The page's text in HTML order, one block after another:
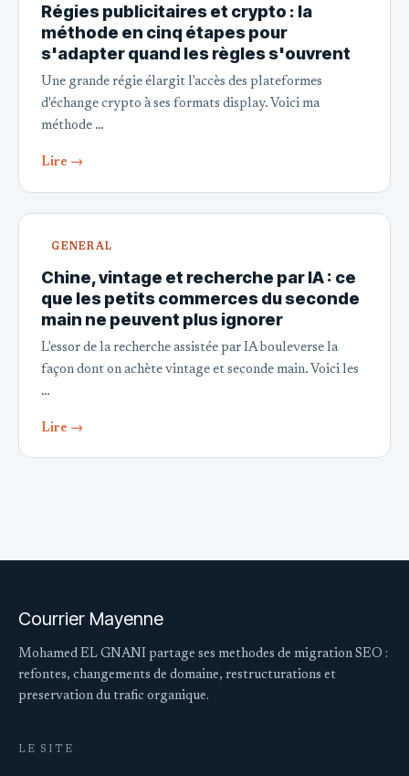
Régies publicitaires et crypto : la
méthode en cinq étapes pour
s'adapter quand les règles s'ouvrent
Une grande régie élargit l'accès des plateformes
d'échange crypto à ses formats display. Voici ma
méthode …
Lire →
GENERAL
Chine, vintage et recherche par IA : ce
que les petits commerces du seconde
main ne peuvent plus ignorer
L'essor de la recherche assistée par IA bouleverse la
façon dont on achète vintage et seconde main. Voici les
…
Lire →
Courrier Mayenne
Mohamed EL GNANI partage ses methodes de migration SEO :
refontes, changements de domaine, restructurations et
preservation du trafic organique.
LE SITE